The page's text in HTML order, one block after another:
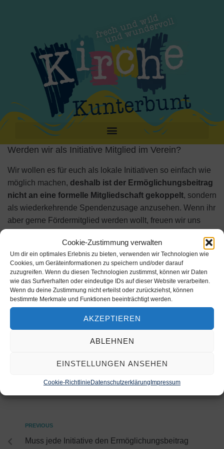
Cookie-Zustimmung verwalten
Um dir ein optimales Erlebnis zu bieten, verwenden wir Technologien wie
Cookies, um Geräteinformationen zu speichern und/oder darauf
zuzugreifen. Wenn du diesen Technologien zustimmst, können wir Daten
wie das Surfverhalten oder eindeutige IDs auf dieser Website verarbeiten.
Wenn du deine Zustimmung nicht erteilst oder zurückziehst, können
bestimmte Merkmale und Funktionen beeinträchtigt werden.
AKZEPTIEREN
ABLEHNEN
EINSTELLUNGEN ANSEHEN
Cookie-Richtlinie Datenschutzerklärung Impressum
Werden wir als Initiative Mitglied im Verein?
Wir wollen es für euch als lokale Initiativen so einfach wie
möglich machen, deshalb ist der Ermöglichungsbeitrag
nicht an eine formelle Mitgliedschaft gekoppelt, sondern
als wiederkehrende Spendenzusage anzusehen. Wenn ihr
aber gerne Fördermitglied werden wollt, freuen wir uns
Ermöglichungsbeitrag. Über die genauen Details zur
Fördermitgliedschaft informieren wirnach Gründung des
Vereins.
ROLFKRUEGER
PREVIOUS
Muss jede Initiative den Ermöglichungsbeitrag